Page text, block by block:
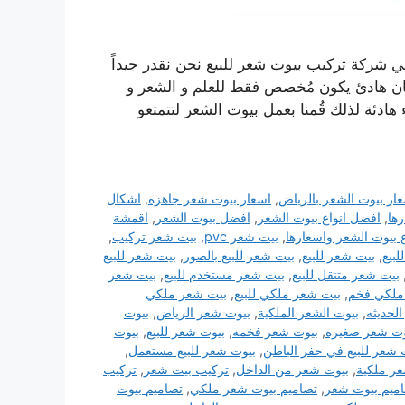
تركيب بيوت شعر للبيع نحن نقدر جيداً
مكان هادئ يكون مُخصص فقط للعلم و الشعر و
هادئة لذلك قُمنا بعمل بيوت الشعر لتتمتعو
بيوت الشعر بالرياض, اسعار بيوت شعر جاهزه, اشكال
, افضل انواع بيوت الشعر , افضل بيوت الشعر , اقمشة
بيوت الشعر واسعارها, بيت شعر pvc , بيت شعر تركيب,
, بيت شعر للبيع, بيت شعر للبيع بالصور , بيت شعر للبيع
, بيت شعر متنقل للبيع, بيت شعر مستخدم للبيع, بيت شعر
فخم, بيت شعر ملكي للبيع, بيت شعر ملكي
, بيوت الشعر الملكية, بيوت شعر الرياض, بيوت
شعر صغيره, بيوت شعر فخمه, بيوت شعر للبيع, بيوت
شعر للبيع في حفر الباطن, بيوت شعر للبيع مستعمل,
ملكية, بيوت شعر من الداخل, تركيب بيت شعر , تركيب
بيوت شعر , تصاميم بيوت شعر ملكي, تصاميم بيوت